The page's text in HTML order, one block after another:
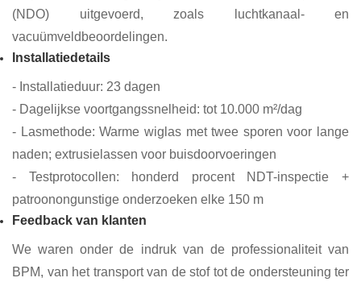
(NDO) uitgevoerd, zoals luchtkanaal- en
vacuümveldbeoordelingen.
Installatiedetails
- Installatieduur: 23 dagen
- Dagelijkse voortgangssnelheid: tot 10.000 m²/dag
- Lasmethode: Warme wiglas met twee sporen voor lange
naden; extrusielassen voor buisdoorvoeringen
- Testprotocollen: honderd procent NDT-inspectie +
patroonongunstige onderzoeken elke 150 m
Feedback van klanten
We waren onder de indruk van de professionaliteit van
BPM, van het transport van de stof tot de ondersteuning ter